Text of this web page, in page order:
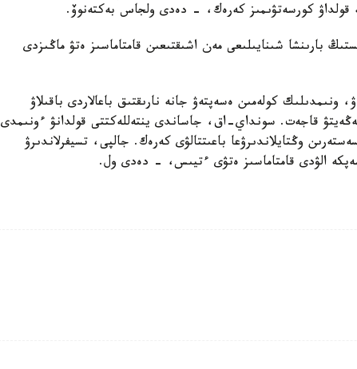
قولداۋ كورسەتۋىمىز كەرەك، - دەدى ولجاس بەكتەنوۆ.
بارىنشا شىنايىلىعى مەن اشىقتىعىن قامتاماسىز ەتۋ ماڭىزدى
كولەمىن ەسەپتەۋ جانە نارىقتىق باعالاردى باقىلاۋ
قاجەت. سونداي-اق، جاساندى ينتەللەكتتى قولدانۋ ءونىمدى
وڭتايلاندىرۋعا باعىتتالۋى كەرەك. جالپى، تسيفرلاندىرۋ
الۋدى قامتاماسىز ەتۋى ءتيىس، - دەدى ول.